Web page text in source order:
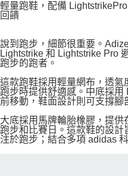
輕量跑鞋，配備
回饋
說到跑步，細節很重要。
Lightstrike 和 Lightstrike Pro
跑步的跑者。
這款跑鞋採用輕量網布，透
跑步時提供舒適感。中底採用
前移動，鞋面設計則可支撐腳
大底採用馬牌輪胎橡膠，提
跑步和比賽日。這款鞋的設
注於跑步；結合多項 adidas